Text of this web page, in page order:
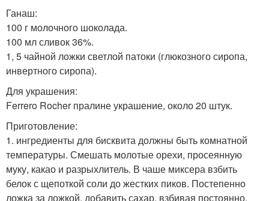
Ганаш:
100 г молочного шоколада.
100 мл сливок 36%.
1, 5 чайной ложки светлой патоки (глюкозного сиропа,
инвертного сиропа).
Для украшения:
Ferrero Rocher пралине украшение, около 20 штук.
Приготовление:
1. ингредиенты для бисквита должны быть комнатной
температуры. Смешать молотые орехи, просеянную
муку, какао и разрыхлитель. В чаше миксера взбить
белок с щепоткой соли до жестких пиков. Постепенно
ложка за ложкой, добавить сахар, взбивая постоянно.